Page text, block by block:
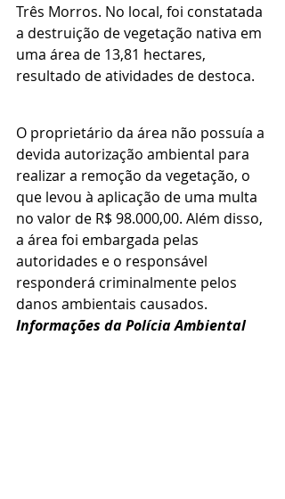
Três Morros. No local, foi constatada
a destruição de vegetação nativa em
uma área de 13,81 hectares,
resultado de atividades de destoca.
O proprietário da área não possuía a
devida autorização ambiental para
realizar a remoção da vegetação, o
que levou à aplicação de uma multa
no valor de R$ 98.000,00. Além disso,
a área foi embargada pelas
autoridades e o responsável
responderá criminalmente pelos
danos ambientais causados.
Informações da Polícia Ambiental